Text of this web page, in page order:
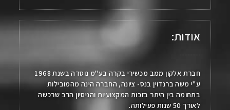
אודות:
חברת אלקון ממב מכשירי בקרה בע"מ נוסדה בשנת 1968
ע"י משה ברנדוין בנס- ציונה, החברה הינה מהמובילות
בתחומה בין היתר בזכות המקצועיות והניסיון הרב שרכשה
לאורך 50 שנות פעילותה.